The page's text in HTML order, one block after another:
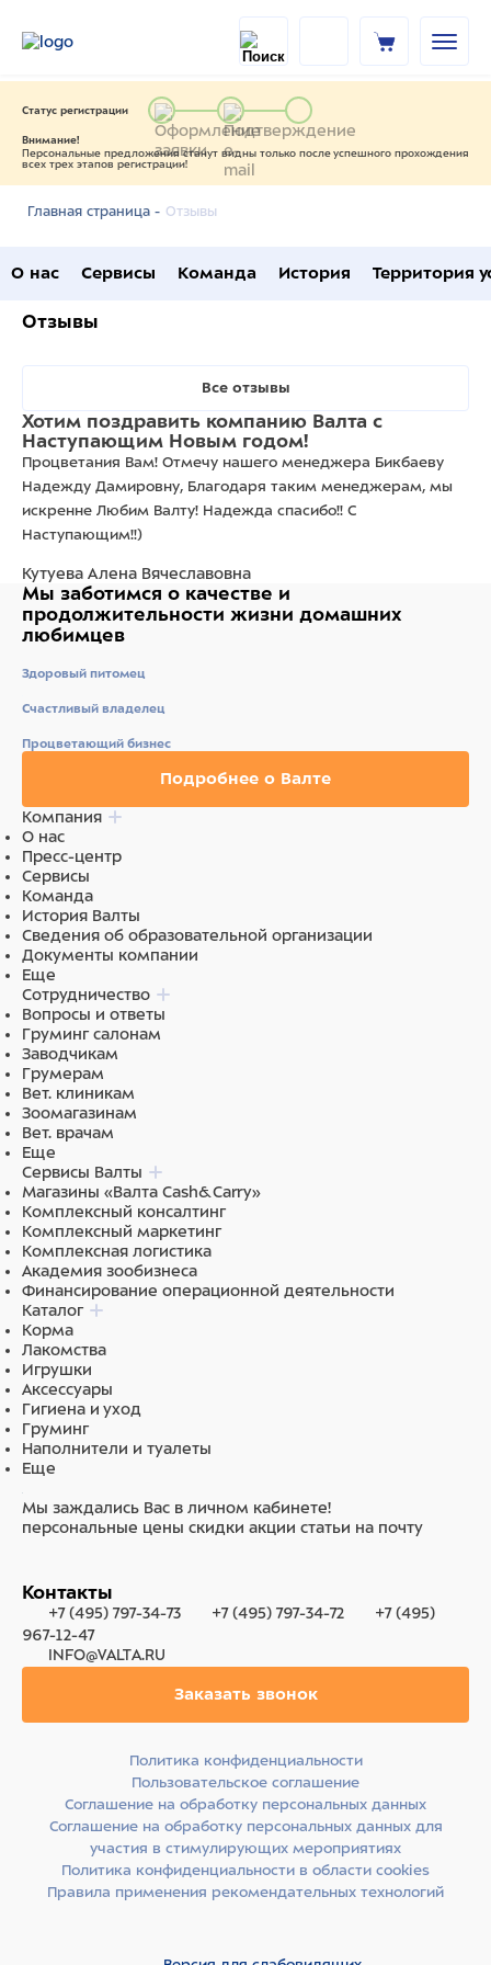
Статус регистрации
Внимание!
Персональные предложения станут видны только после успешного прохождения
всех трех этапов регистрации!
Главная страница - Отзывы
О нас Сервисы Команда История Территория
Отзывы
Все отзывы
Хотим поздравить компанию Валта с
Наступающим Новым годом!
Процветания Вам! Отмечу нашего менеджера Бикбаеву
Надежду Дамировну, Благодаря таким менеджерам, мы
искренне Любим Валту! Надежда спасибо!! С
Наступающим!!)
Кутуева Алена Вячеславовна
Мы заботимся о качестве и
продолжительности жизни домашних
любимцев
Здоровый питомец
Счастливый владелец
Процветающий бизнес
Подробнее о Валте
Компания
О нас
Пресс-центр
Сервисы
Команда
История Валты
Сведения об образовательной организации
Документы компании
Еще
Сотрудничество
Вопросы и ответы
Груминг салонам
Заводчикам
Грумерам
Вет. клиникам
Зоомагазинам
Вет. врачам
Еще
Сервисы Валты
Магазины «Валта Cash&Carry»
Комплексный консалтинг
Комплексный маркетинг
Комплексная логистика
Академия зообизнеса
Финансирование операционной деятельности
Каталог
Корма
Лакомства
Игрушки
Аксессуары
Гигиена и уход
Груминг
Наполнители и туалеты
Еще
Мы заждались Вас в личном кабинете!
персональные цены скидки акции статьи на почту
Контакты
+7 (495) 797-34-73 +7 (495) 797-34-72
+7 (495)
967-12-47
INFO@VALTA.RU
Заказать звонок
Политика конфиденциальности
Пользовательское соглашение
Соглашение на обработку персональных данных
Соглашение на обработку персональных данных для
участия в стимулирующих мероприятиях
Политика конфиденциальности в области cookies
Правила применения рекомендательных технологий